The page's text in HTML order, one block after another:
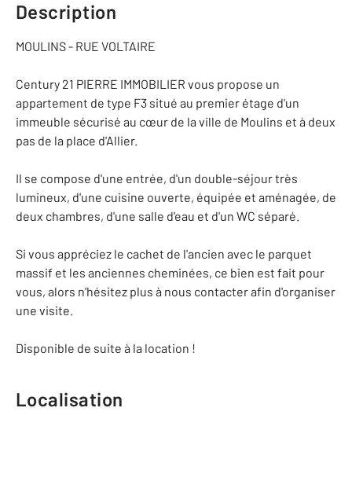
Description
MOULINS - RUE VOLTAIRE
Century 21 PIERRE IMMOBILIER vous propose un
appartement de type F3 situé au premier étage d'un
immeuble sécurisé au cœur de la ville de Moulins et à deux
pas de la place d'Allier.
Il se compose d'une entrée, d'un double-séjour très
lumineux, d'une cuisine ouverte, équipée et aménagée, de
deux chambres, d'une salle d'eau et d'un WC séparé.
Si vous appréciez le cachet de l'ancien avec le parquet
massif et les anciennes cheminées, ce bien est fait pour
vous, alors n'hésitez plus à nous contacter afin d'organiser
une visite.
Disponible de suite à la location !
Localisation